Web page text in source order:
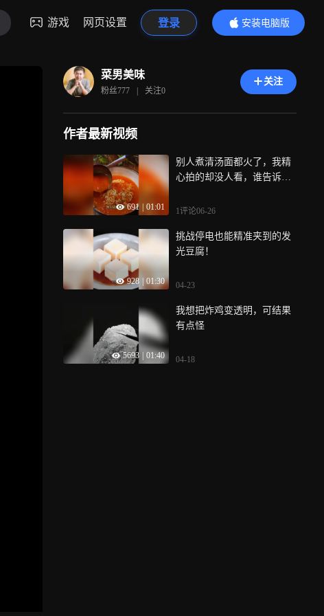
游戏 网页设置 登录
安装电脑版
内容更精彩
菜男美味
粉丝777 | 关注0
关注
作者最新视频
691 01:01
别人煮清汤面都火了，我精
心拍的却没人看，谁告诉我
1评论06-26
928 01:30
挑战停电也能精准夹到的发
光豆腐！
04-23
5693 01:40
我想把炸鸡变透明，可结果
有点怪
04-18